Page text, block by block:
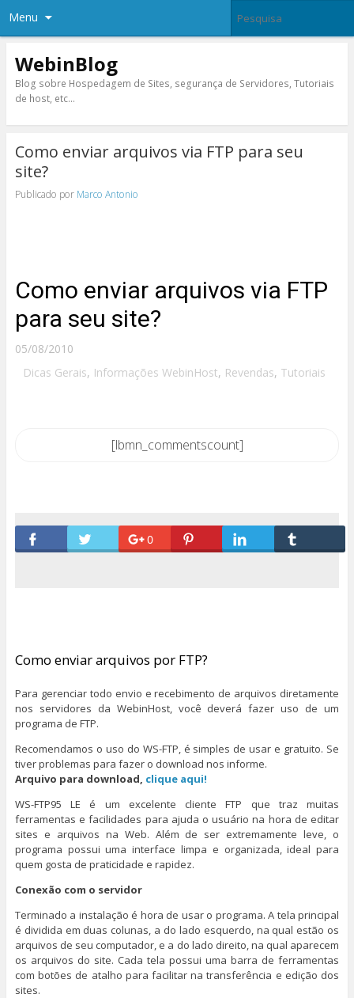
Menu
WebinBlog
Blog sobre Hospedagem de Sites, segurança de Servidores, Tutoriais
de host, etc…
Como enviar arquivos via FTP para seu
site?
Publicado por Marco Antonio
Como enviar arquivos via FTP
para seu site?
05/08/2010
Dicas Gerais, Informações WebinHost, Revendas, Tutoriais
[lbmn_commentscount]
0
Como enviar arquivos por FTP?
Para gerenciar todo envio e recebimento de arquivos diretamente
nos servidores da WebinHost, você deverá fazer uso de um
programa de FTP.
Recomendamos o uso do WS-FTP, é simples de usar e gratuito. Se
tiver problemas para fazer o download nos informe.
Arquivo para download, clique aqui!
WS-FTP95 LE é um excelente cliente FTP que traz muitas
ferramentas e facilidades para ajuda o usuário na hora de editar
sites e arquivos na Web. Além de ser extremamente leve, o
programa possui uma interface limpa e organizada, ideal para
quem gosta de praticidade e rapidez.
Conexão com o servidor
Terminado a instalação é hora de usar o programa. A tela principal
é dividida em duas colunas, a do lado esquerdo, na qual estão os
arquivos de seu computador, e a do lado direito, na qual aparecem
os arquivos do site. Cada tela possui uma barra de ferramentas
com botões de atalho para facilitar na transferência e edição dos
sites.